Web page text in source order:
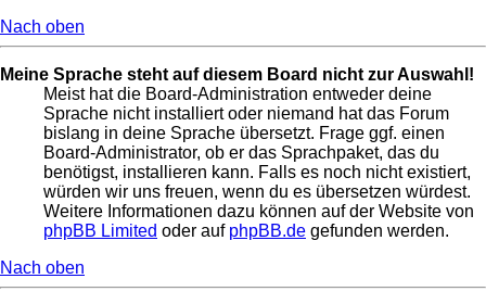
Nach oben
Meine Sprache steht auf diesem Board nicht zur Auswahl!
Meist hat die Board-Administration entweder deine
Sprache nicht installiert oder niemand hat das Forum
bislang in deine Sprache übersetzt. Frage ggf. einen
Board-Administrator, ob er das Sprachpaket, das du
benötigst, installieren kann. Falls es noch nicht existiert,
würden wir uns freuen, wenn du es übersetzen würdest.
Weitere Informationen dazu können auf der Website von
phpBB Limited oder auf phpBB.de gefunden werden.
Nach oben